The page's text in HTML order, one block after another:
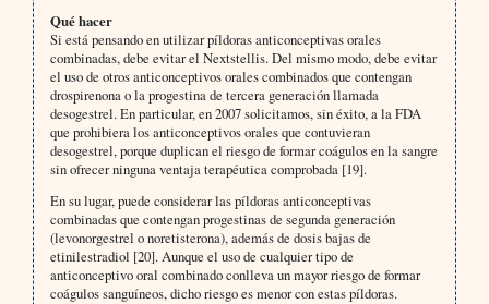
Qué hacer
Si está pensando en utilizar píldoras anticonceptivas orales
combinadas, debe evitar el Nextstellis. Del mismo modo, debe evitar
el uso de otros anticonceptivos orales combinados que contengan
drospirenona o la progestina de tercera generación llamada
desogestrel. En particular, en 2007 solicitamos, sin éxito, a la FDA
que prohibiera los anticonceptivos orales que contuvieran
desogestrel, porque duplican el riesgo de formar coágulos en la sangre
sin ofrecer ninguna ventaja terapéutica comprobada [19].
En su lugar, puede considerar las píldoras anticonceptivas
combinadas que contengan progestinas de segunda generación
(levonorgestrel o noretisterona), además de dosis bajas de
etinilestradiol [20]. Aunque el uso de cualquier tipo de
anticonceptivo oral combinado conlleva un mayor riesgo de formar
coágulos sanguíneos, dicho riesgo es menor con estas píldoras.